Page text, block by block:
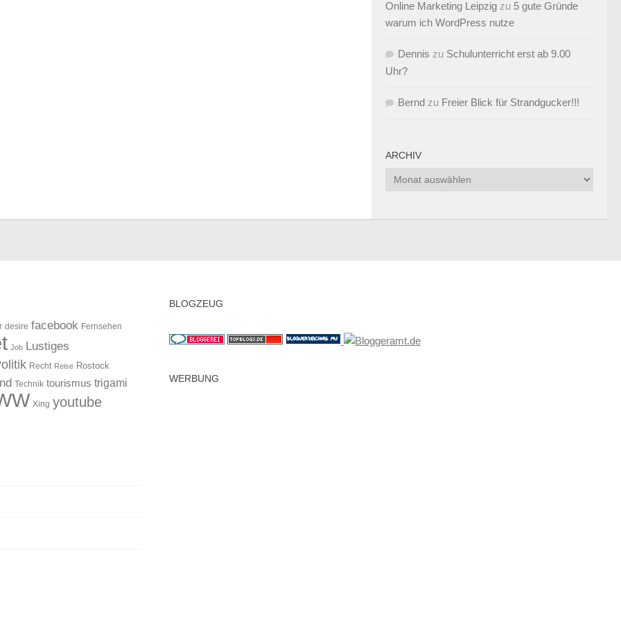
Online Marketing Leipzig zu 5 gute Gründe
warum ich WordPress nutze
Dennis zu Schulunterricht erst ab 9.00
Uhr?
Bernd zu Freier Blick für Strandgucker!!!
ARCHIV
Archiv
desire facebook Fernsehen
Job Lustiges
Recht Reise Rostock
Technik tourismus trigami
Xing youtube
BLOGZEUG
WERBUNG